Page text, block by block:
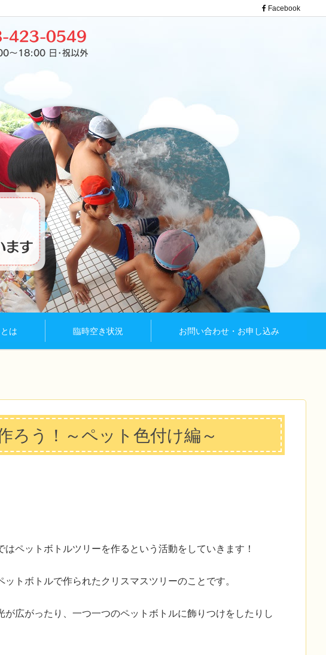
は 臨時空き状況 お問い合わせ・お申し込み
Facebook
ろう！～ペット色付け編～
ペットボトルツリーを作るという活動をしていきます！
トボトルで作られたクリスマスツリーのことです。
広がったり、一つ一つのペットボトルに飾りつけをしたりし